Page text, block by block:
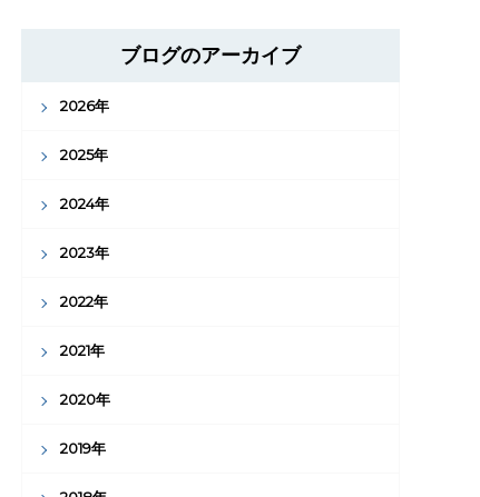
ブログのアーカイブ
2026年
2025年
2024年
2023年
2022年
2021年
2020年
2019年